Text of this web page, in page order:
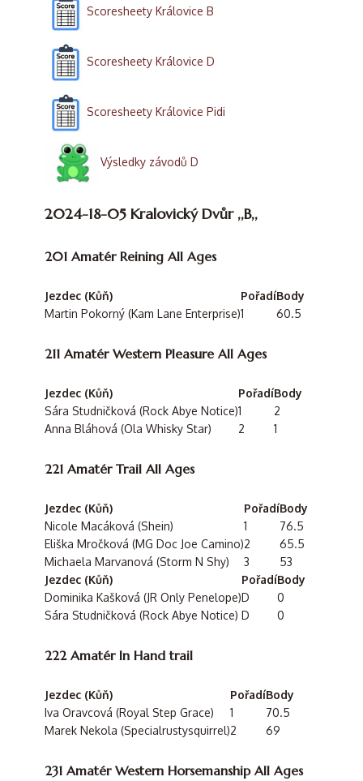
Scoresheety Královice B
Scoresheety Královice D
Scoresheety Královice Pidi
Výsledky závodů D
2024-18-05 Kralovický Dvůr ,,B,,
201 Amatér Reining All Ages
Jezdec (Kůň) PořadíBody
Martin Pokorný (Kam Lane Enterprise)1 60.5
211 Amatér Western Pleasure All Ages
Jezdec (Kůň) PořadíBody
Sára Studničková (Rock Abye Notice)1
2
Anna Bláhová (Ola Whisky Star)
2 1
221 Amatér Trail All Ages
Jezdec (Kůň) PořadíBody
Nicole Macáková (Shein)
1
76.5
Eliška Mročková (MG Doc Joe Camino)2
65.5
Michaela Marvanová (Storm N Shy)
3
53
Jezdec (Kůň)
PořadíBody
Dominika Kašková (JR Only Penelope)D
0
Sára Studničková (Rock Abye Notice) D 0
222 Amatér In Hand trail
Jezdec (Kůň) PořadíBody
Iva Oravcová (Royal Step Grace)
1
70.5
Marek Nekola (Specialrustysquirrel)2 69
231 Amatér Western Horsemanship All Ages